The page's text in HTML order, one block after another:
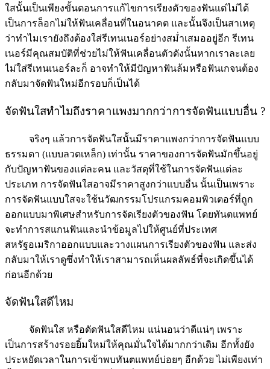
ใสนั้นเป็นเพียงขั้นตอนการแก้ไขการเรียงตัวของฟันแต่ไม่ได้
เป็นการล็อกไม่ให้ฟันเคลื่อนที่ในอนาคต และนั้นจึงเป็นสาเหตุ
ว่าทำไมเรายังถึงต้องใส่รีเทนเนอร์อย่างสม่ำเสมออยู่อีก รีเทน
เนอร์มีคุณสมบัติที่ช่วยไม่ให้ฟันเคลื่อนตัวดังนั้นหากเราละเลย
ไม่ใส่รีเทนเนอร์ละก็ อาจทำให้มีปัญหาฟันล้มหรือฟันเกจนต้อง
กลับมาจัดฟันใหม่อีกรอบก็เป็นได้
จัดฟันใสทำไมถึงราคาแพงมากกว่าการจัดฟันแบบอื่น ?
จริงๆ แล้วการจัดฟันใสนั้นมีราคาแพงกว่าการจัดฟันแบบ
ธรรมดา (แบบลวดเหล็ก) เท่านั้น ราคาของการจัดฟันมักขึ้นอยู่
กับปัญหาฟันของแต่ละคน และวัสดุที่ใช้ในการจัดฟันแต่ละ
ประเภท การจัดฟันใสอาจมีราคาสูงกว่าแบบอื่น นั้นเป็นเพราะ
การจัดฟันแบบใสจะใช้นวัฒกรรมโปรแกรมคอมพิวเตอร์ที่ถูก
ออกแบบมาพิเศษสำหรับการจัดเรียงตัวของฟัน โดยทันตแพทย์
จะทำการสแกนฟันและนำข้อมูลไปให้ศูนย์ที่ประเทศ
สหรัฐอเมริกาออกแบบและวางแผนการเรียงตัวของฟัน และส่ง
กลับมาให้เราดูซึ่งทำให้เราสามารถเห็นผลลัพธ์ที่จะเกิดขึ้นได้
ก่อนอีกด้วย
จัดฟันใสดีไหม
จัดฟันใส หรือดัดฟันใสดีไหม แน่นอนว่าดีแน่ๆ เพราะ
เป็นการสร้างรอยยิ้มใหม่ให้คุณมั่นใจได้มากกว่าเดิม อีกทั้งยัง
ประหยัดเวลาในการเข้าพบทันตแพทย์บ่อยๆ อีกด้วย ไม่เพียงเท่า